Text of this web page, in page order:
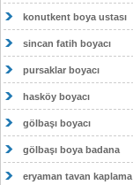
konutkent boya ustası
sincan fatih boyacı
pursaklar boyacı
hasköy boyacı
gölbaşı boyacı
gölbaşı boya badana
eryaman tavan kaplama